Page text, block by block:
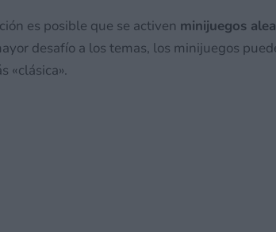
es posible que se activen minijuegos
desafío a los temas, los minijuegos
«clásica».